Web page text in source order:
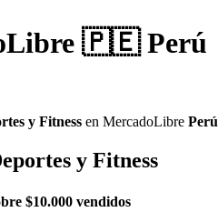
🇵🇪 Perú
y Fitness en MercadoLibre Perú
y Fitness
$10.000 vendidos